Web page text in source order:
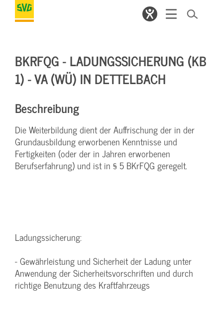
BKRFQG - LADUNGSSICHERUNG (KB
1) - VA (WÜ) IN DETTELBACH
Beschreibung
Die Weiterbildung dient der Auffrischung der in der
Grundausbildung erworbenen Kenntnisse und
Fertigkeiten (oder der in Jahren erworbenen
Berufserfahrung) und ist in § 5 BKrFQG geregelt.
Ladungssicherung:
- Gewährleistung und Sicherheit der Ladung unter
Anwendung der Sicherheitsvorschriften und durch
richtige Benutzung des Kraftfahrzeugs